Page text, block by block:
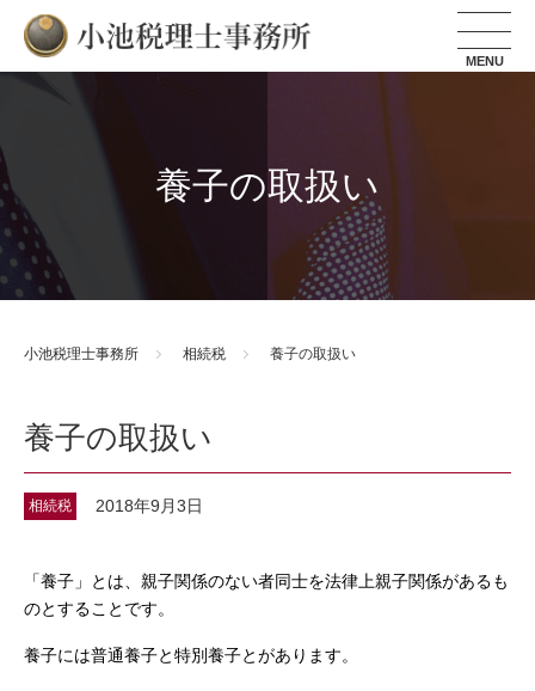
小池税理士事務所
養子の取扱い
小池税理士事務所 相続税 養子の取扱い
養子の取扱い
相続税 2018年9月3日
「養子」とは、親子関係のない者同士を法律上親子関係があるも
のとすることです。
養子には普通養子と特別養子とがあります。